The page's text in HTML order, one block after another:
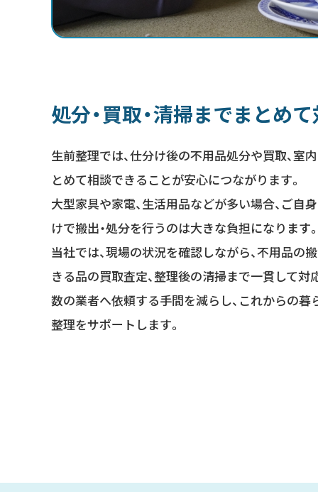
処分・買取・清掃までまとめ
生前整理では、仕分け後の不用品処分や買取、室
とめて相談できることが安心につながります。
大型家具や家電、生活用品などが多い場合、ご自
けで搬出・処分を行うのは大きな負担になります
当社では、現場の状況を確認しながら、不用品の
きる品の買取査定、整理後の清掃まで一貫して対
数の業者へ依頼する手間を減らし、これからの暮
整理をサポートします。